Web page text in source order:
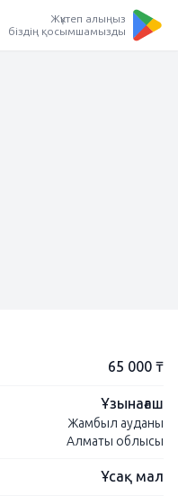
Жүктеп алыңыз
біздің қосымшамызды
65 000 ₸
Ұзынағаш
Жамбыл ауданы
Алматы облысы
Ұсақ мал